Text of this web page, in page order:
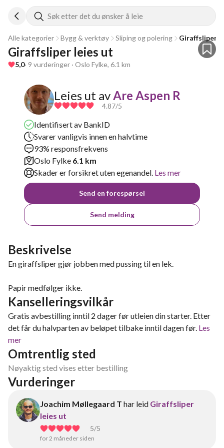
Søk etter det du ønsker å leie
Alle kategorier Bygg & verktøy Sliping og polering Giraffsliper
Giraffsliper leies ut
5,0· 9 vurderinger · Oslo Fylke, 6.1 km
Leies ut av Are Aspen R
4.87/5
Identifisert av BankID
Svarer vanligvis innen en halvtime
93% responsfrekvens
Oslo Fylke 6.1 km
Skader er forsikret uten egenandel. Les mer
Send en forespørsel
Send melding
Beskrivelse
En giraffsliper gjør jobben med pussing til en lek.
Papir medfølger ikke.
Kanselleringsvilkår
Gratis avbestilling inntil 2 dager før utleien din starter. Etter
det får du halvparten av beløpet tilbake inntil dagen før. Les
mer
Omtrentlig sted
Nøyaktig sted vises etter bestilling
Vurderinger
Joachim Møllegaard T har leid Giraffsliper
leies ut
5/5
for 2 måneder siden